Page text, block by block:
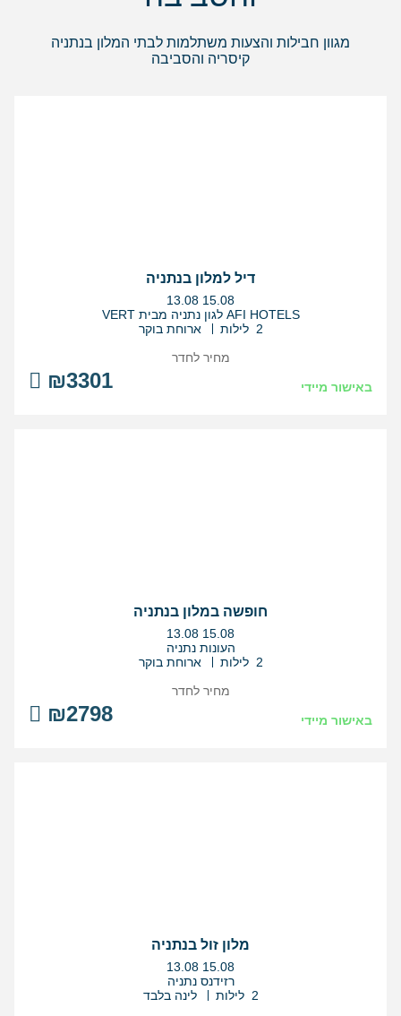
מגוון חבילות והצעות משתלמות לבתי המלון בנתניה
קיסריה והסביבה
דיל למלון בנתניה
בין
התאריכים,
13.08 15.08
VERT לגון נתניה מבית AFI HOTELS
2 לילות
ארוחת בוקר
באישור מיידי ₪3301
מחיר לחדר
חופשה במלון בנתניה
בין
התאריכים,
13.08 15.08
העונות נתניה
2 לילות
ארוחת בוקר
באישור מיידי ₪2798
מחיר לחדר
מלון זול בנתניה
בין
התאריכים,
13.08 15.08
רזידנס נתניה
2 לילות
לינה בלבד